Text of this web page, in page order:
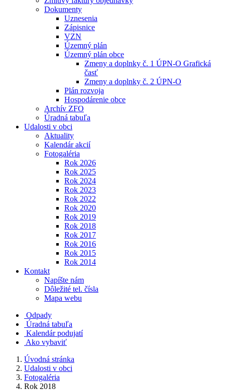
Dokumenty
Uznesenia
Zápisnice
VZN
Územný plán
Územný plán obce
Zmeny a doplnky č. 1 ÚPN-O Grafická
časť
Zmeny a doplnky č. 2 ÚPN-O
Plán rozvoja
Hospodárenie obce
Archív ZFO
Úradná tabuľa
Udalosti v obci
Aktuality
Kalendár akcií
Fotogaléria
Rok 2026
Rok 2025
Rok 2024
Rok 2023
Rok 2022
Rok 2020
Rok 2019
Rok 2018
Rok 2017
Rok 2016
Rok 2015
Rok 2014
Kontakt
Napíšte nám
Dôležité tel. čísla
Mapa webu
Odpady
Úradná tabuľa
Kalendár podujatí
Ako vybaviť
Úvodná stránka
Udalosti v obci
Fotogaléria
Rok 2018